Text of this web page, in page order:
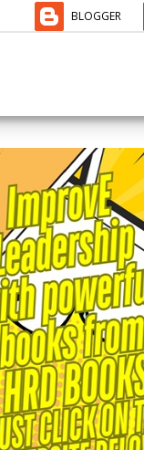
BLOGGER